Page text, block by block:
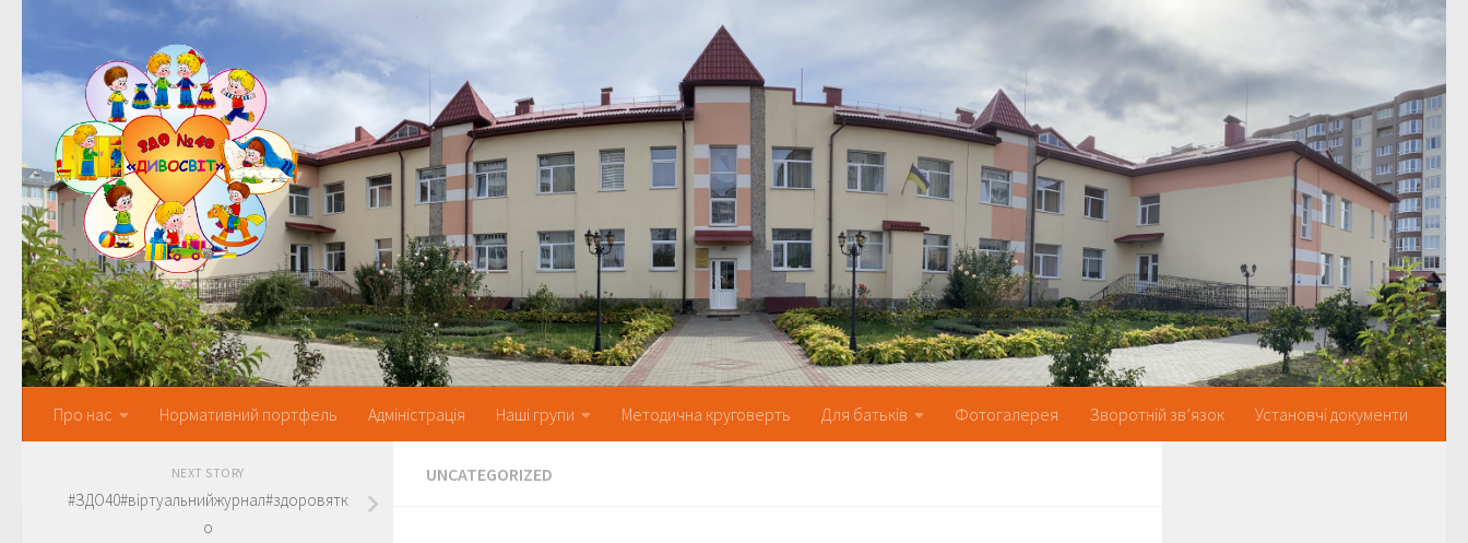
Про нас Нормативний портфель Адміністрація Наші групи Методична круговерть Для батьків Фотогалерея Зворотній зв’язок Установчі документи
UNCATEGORIZED
NEXT STORY
#ЗДО40#віртуальнийжурнал#здоровятк
о